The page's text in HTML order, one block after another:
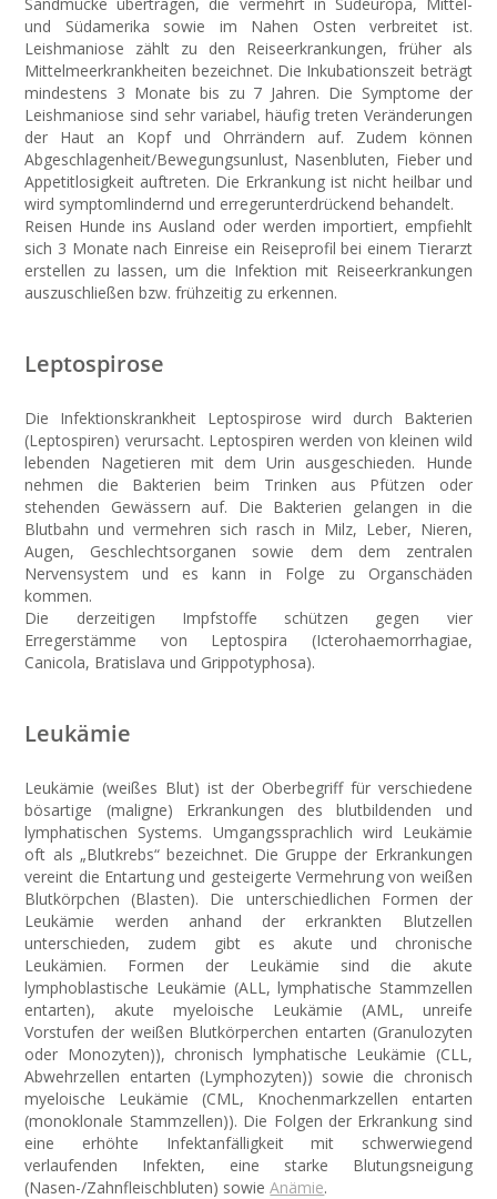
und Südamerika sowie im Nahen Osten verbreitet ist.
Leishmaniose zählt zu den Reiseerkrankungen, früher als
Mittelmeerkrankheiten bezeichnet. Die Inkubationszeit beträgt
mindestens 3 Monate bis zu 7 Jahren. Die Symptome der
Leishmaniose sind sehr variabel, häufig treten Veränderungen
der Haut an Kopf und Ohrrändern auf. Zudem können
Abgeschlagenheit/Bewegungsunlust, Nasenbluten, Fieber und
Appetitlosigkeit auftreten. Die Erkrankung ist nicht heilbar und
wird symptomlindernd und erregerunterdrückend behandelt.
Reisen Hunde ins Ausland oder werden importiert, empfiehlt
sich 3 Monate nach Einreise ein Reiseprofil bei einem Tierarzt
erstellen zu lassen, um die Infektion mit Reiseerkrankungen
auszuschließen bzw. frühzeitig zu erkennen.
Leptospirose
Die Infektionskrankheit Leptospirose wird durch Bakterien
(Leptospiren) verursacht. Leptospiren werden von kleinen wild
lebenden Nagetieren mit dem Urin ausgeschieden. Hunde
nehmen die Bakterien beim Trinken aus Pfützen oder
stehenden Gewässern auf. Die Bakterien gelangen in die
Blutbahn und vermehren sich rasch in Milz, Leber, Nieren,
Augen, Geschlechtsorganen sowie dem dem zentralen
Nervensystem und es kann in Folge zu Organschäden
kommen.
Die derzeitigen Impfstoffe schützen gegen vier
Erregerstämme von Leptospira (Icterohaemorrhagiae,
Canicola, Bratislava und Grippotyphosa).
Leukämie
Leukämie (weißes Blut) ist der Oberbegriff für verschiedene
bösartige (maligne) Erkrankungen des blutbildenden und
lymphatischen Systems. Umgangssprachlich wird Leukämie
oft als „Blutkrebs“ bezeichnet. Die Gruppe der Erkrankungen
vereint die Entartung und gesteigerte Vermehrung von weißen
Blutkörpchen (Blasten). Die unterschiedlichen Formen der
Leukämie werden anhand der erkrankten Blutzellen
unterschieden, zudem gibt es akute und chronische
Leukämien. Formen der Leukämie sind die akute
lymphoblastische Leukämie (ALL, lymphatische Stammzellen
entarten), akute myeloische Leukämie (AML, unreife
Vorstufen der weißen Blutkörperchen entarten (Granulozyten
oder Monozyten)), chronisch lymphatische Leukämie (CLL,
Abwehrzellen entarten (Lymphozyten)) sowie die chronisch
myeloische Leukämie (CML, Knochenmarkzellen entarten
(monoklonale Stammzellen)). Die Folgen der Erkrankung sind
eine erhöhte Infektanfälligkeit mit schwerwiegend
verlaufenden Infekten, eine starke Blutungsneigung
(Nasen-/Zahnfleischbluten) sowieAnämie.